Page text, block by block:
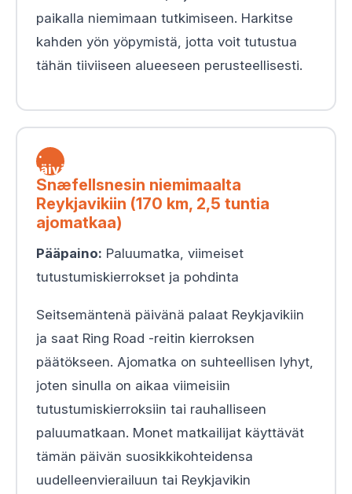
paikalla niemimaan tutkimiseen. Harkitse
kahden yön yöpymistä, jotta voit tutustua
tähän tiiviiseen alueeseen perusteellisesti.
7.
päivä
Snæfellsnesin niemimaalta
Reykjavikiin (170 km, 2,5 tuntia
ajomatkaa)
Pääpaino: Paluumatka, viimeiset
tutustumiskierrokset ja pohdinta
Seitsemäntenä päivänä palaat Reykjavikiin
ja saat Ring Road -reitin kierroksen
päätökseen. Ajomatka on suhteellisen lyhyt,
joten sinulla on aikaa viimeisiin
tutustumiskierroksiin tai rauhalliseen
paluumatkaan. Monet matkailijat käyttävät
tämän päivän suosikkikohteidensa
uudelleenvierailuun tai Reykjavikin